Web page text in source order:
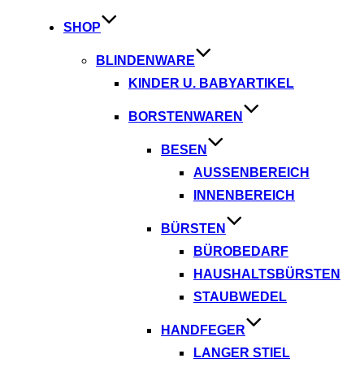
SHOP
BLINDENWARE
KINDER U. BABYARTIKEL
BORSTENWAREN
BESEN
AUSSENBEREICH
INNENBEREICH
BÜRSTEN
BÜROBEDARF
HAUSHALTSBÜRSTEN
STAUBWEDEL
HANDFEGER
LANGER STIEL